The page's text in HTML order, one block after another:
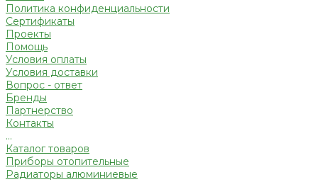
Политика конфиденциальности
Сертификаты
Проекты
Помощь
Условия оплаты
Условия доставки
Вопрос - ответ
Бренды
Партнерство
Контакты
...
Каталог товаров
Приборы отопительные
Радиаторы алюминиевые